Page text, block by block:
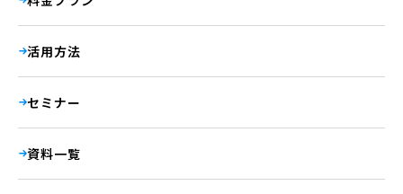
活用方法
セミナー
資料一覧